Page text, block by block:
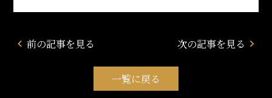
navigate_before前の記事を見る
一覧に戻る
次の記事を見る navigate_next